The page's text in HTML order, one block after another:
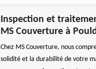
Inspection et
MS Couverture à
Chez MS Couverture, nous
solidité et la durabilité de votre